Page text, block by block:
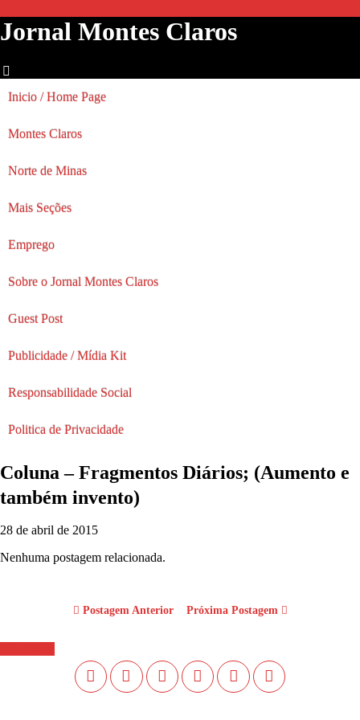
Jornal Montes Claros
Inicio / Home Page
Montes Claros
Norte de Minas
Mais Seções
Emprego
Sobre o Jornal Montes Claros
Guest Post
Publicidade / Mídia Kit
Responsabilidade Social
Politica de Privacidade
Coluna – Fragmentos Diários; (Aumento e
também invento)
28 de abril de 2015
Nenhuma postagem relacionada.
Postagem Anterior Próxima Postagem